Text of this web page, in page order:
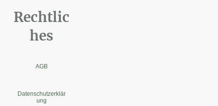
Rechtlic
hes
AGB
Datenschutzerklär
ung